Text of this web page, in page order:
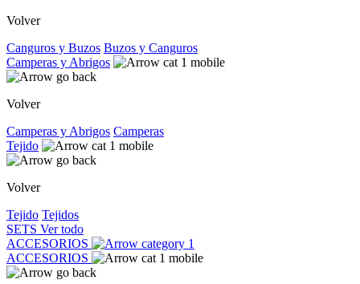
Volver
Canguros y Buzos Buzos y Canguros
Camperas y Abrigos
Volver
Camperas y Abrigos Camperas
Tejido
Volver
Tejido Tejidos
SETS Ver todo
ACCESORIOS
ACCESORIOS